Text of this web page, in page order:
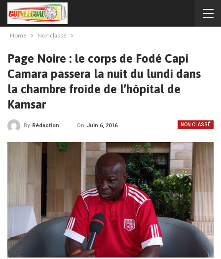
Home Non classé
Page Noire : le corps de Fodé Capi
Camara passera la nuit du lundi dans
la chambre froide de l’hôpital de
Kamsar
NON CLASSÉ
By Rédaction On Juin 6, 2016